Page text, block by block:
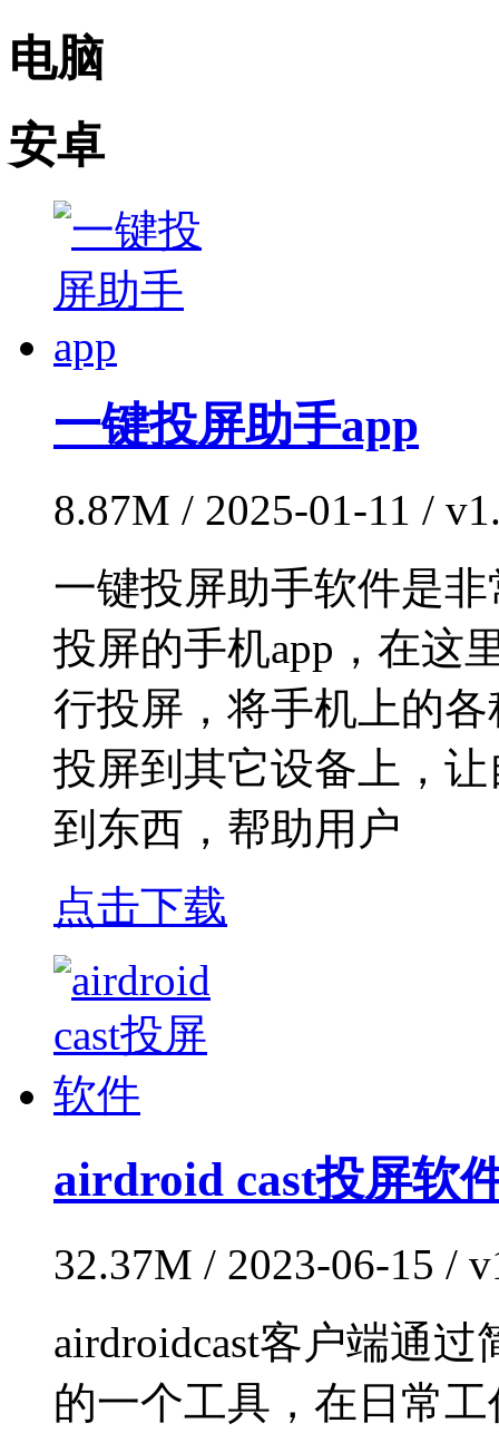
电脑
安卓
一键投屏助手app
8.87M / 2025-01-11 /
一键投屏助手软件是
投屏的手机app，在这
行投屏，将手机上的
投屏到其它设备上，
到东西，帮助用户
点击下载
airdroid cast投屏软
32.37M / 2023-06-15 /
airdroidcast客户端通
的一个工具，在日常